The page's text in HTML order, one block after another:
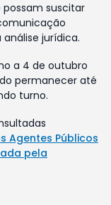
possam suscitar
jurídica.
a 4 de outubro
permanecer até
turno.
Agentes Públicos
pela